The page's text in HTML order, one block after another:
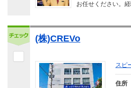
お任せください。
(株)CREVo
スピ
住所